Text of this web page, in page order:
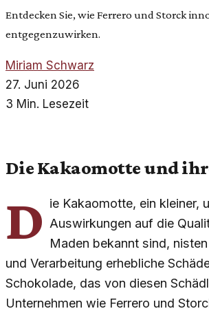
Entdecken Sie, wie Ferrero und Storck
entgegenzuwirken.
Miriam Schwarz
27. Juni 2026
3 Min. Lesezeit
Die Kakaomotte und
D ie Kakaomotte, ein kleiner,
Auswirkungen auf die
Maden bekannt sind,
und Verarbeitung erhebliche
Schokolade, das von diesen
Unternehmen wie Ferrero und